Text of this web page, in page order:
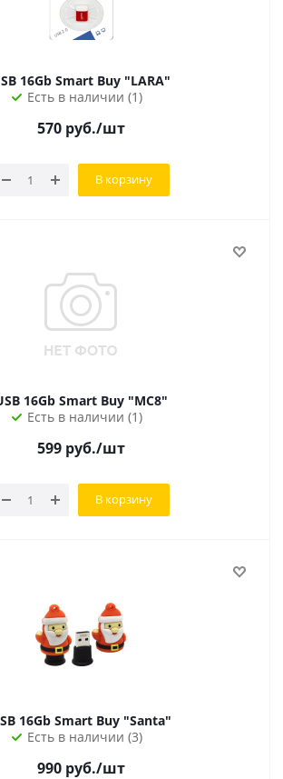
16Gb Smart Buy "LARA"
Есть в наличии (1)
570руб./шт
В корзину
16Gb Smart Buy "MC8"
Есть в наличии (1)
599руб./шт
В корзину
16Gb Smart Buy "Santa"
Есть в наличии (3)
990руб./шт